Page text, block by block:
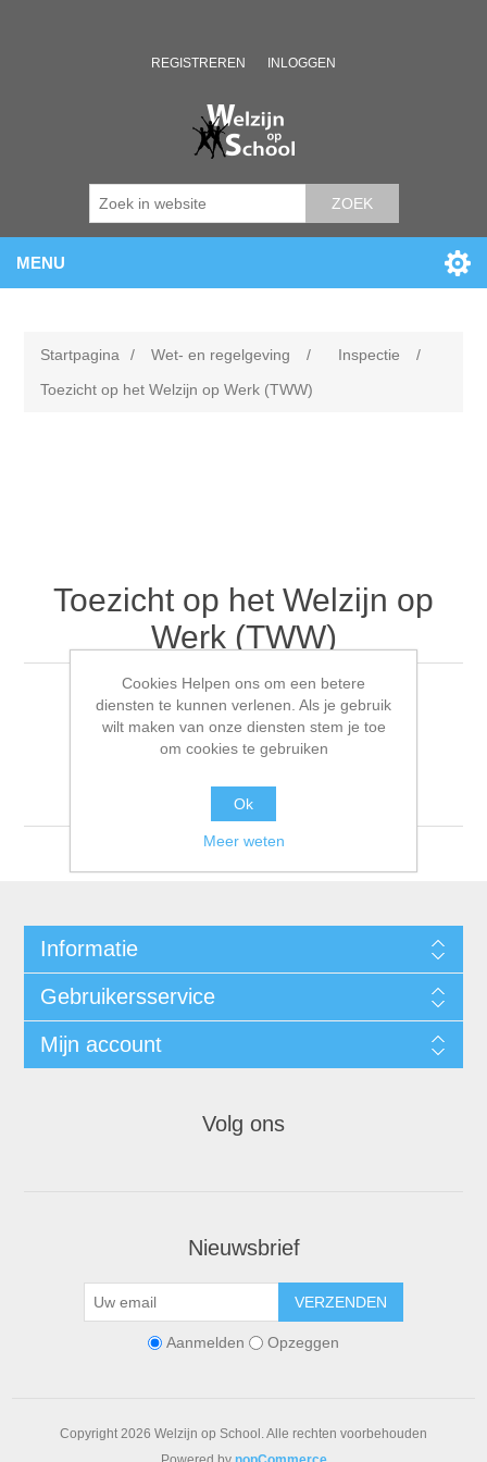
REGISTREREN INLOGGEN
ZOEK
MENU
Startpagina / Wet- en regelgeving / Inspectie
/
Toezicht op het Welzijn op Werk (TWW)
Toezicht op het Welzijn op
Werk (TWW)
Sorteren op
Informatie
Gebruikersservice
Mijn account
Volg ons
Nieuwsbrief
VERZENDEN
Aanmelden Opzeggen
Copyright 2026 Welzijn op School. Alle rechten voorbehouden
Cookies Helpen ons om een betere
diensten te kunnen verlenen. Als je gebruik
wilt maken van onze diensten stem je toe
om cookies te gebruiken
Ok
Meer weten